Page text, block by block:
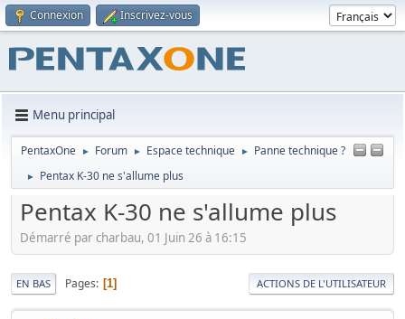
Connexion Inscrivez-vous
Menu principal
PentaxOne ► Forum ► Espace technique ► Panne technique ?
► Pentax K-30 ne s'allume plus
Pentax K-30 ne s'allume plus
Démarré par charbau, 01 Juin 26 à 16:15
EN BAS Pages 1 ACTIONS DE L'UTILISATEUR